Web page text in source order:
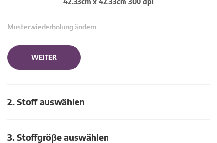
42.33cm x 42.33cm 300 dpi
Musterwiederholung ändern
WEITER
2. Stoff auswählen
3. Stoffgröβe auswählen